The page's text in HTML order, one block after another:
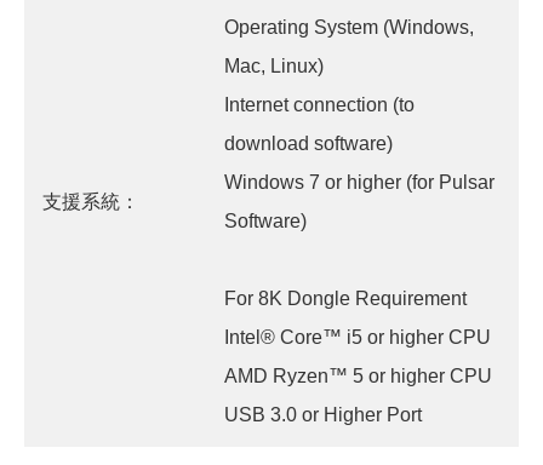
支援系統：
Operating System (Windows,
Mac, Linux)
Internet connection (to
download software)
Windows 7 or higher (for Pulsar
Software)
For 8K Dongle Requirement
Intel® Core™ i5 or higher CPU
AMD Ryzen™ 5 or higher CPU
USB 3.0 or Higher Port